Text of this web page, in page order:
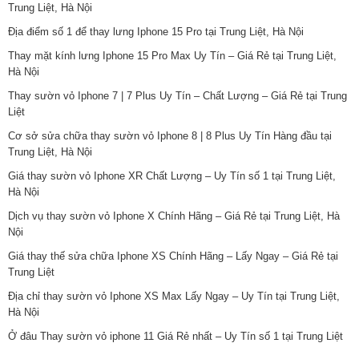
Trung Liệt, Hà Nội
Địa điểm số 1 để thay lưng Iphone 15 Pro tại Trung Liệt, Hà Nội
Thay mặt kính lưng Iphone 15 Pro Max Uy Tín – Giá Rẻ tại Trung Liệt,
Hà Nội
Thay sườn vỏ Iphone 7 | 7 Plus Uy Tín – Chất Lượng – Giá Rẻ tại Trung
Liệt
Cơ sở sửa chữa thay sườn vỏ Iphone 8 | 8 Plus Uy Tín Hàng đầu tại
Trung Liệt, Hà Nội
Giá thay sườn vỏ Iphone XR Chất Lượng – Uy Tín số 1 tại Trung Liệt,
Hà Nội
Dịch vụ thay sườn vỏ Iphone X Chính Hãng – Giá Rẻ tại Trung Liệt, Hà
Nội
Giá thay thế sửa chữa Iphone XS Chính Hãng – Lấy Ngay – Giá Rẻ tại
Trung Liệt
Địa chỉ thay sườn vỏ Iphone XS Max Lấy Ngay – Uy Tín tại Trung Liệt,
Hà Nội
Ở đâu Thay sườn vỏ iphone 11 Giá Rẻ nhất – Uy Tín số 1 tại Trung Liệt